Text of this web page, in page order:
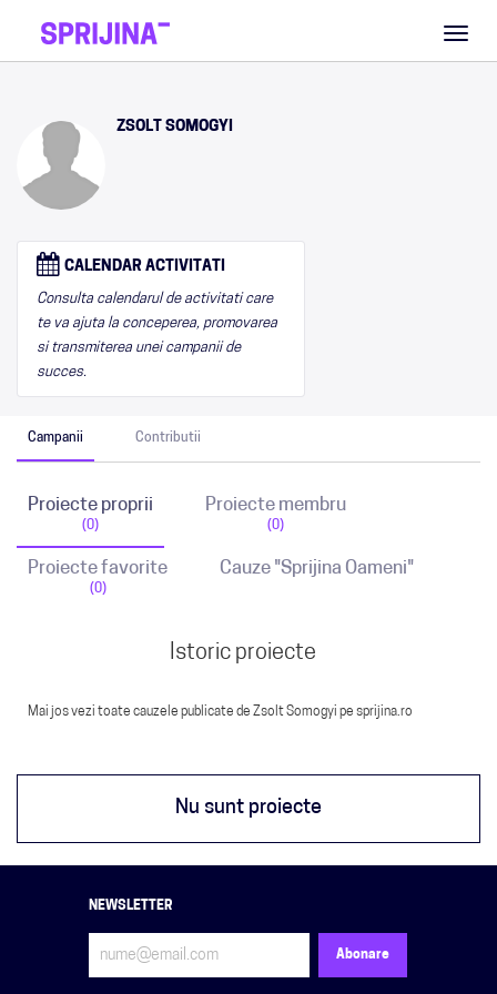
ZSOLT SOMOGYI
CALENDAR ACTIVITATI
Consulta calendarul de activitati care
te va ajuta la conceperea, promovarea
si transmiterea unei campanii de
succes.
Campanii Contributii
Proiecte proprii
(0)
Proiecte membru
(0)
Proiecte favorite
(0)
Cauze "Sprijina Oameni"
Istoric proiecte
Mai jos vezi toate cauzele publicate de Zsolt Somogyi pe sprijina.ro
Nu sunt proiecte
NEWSLETTER